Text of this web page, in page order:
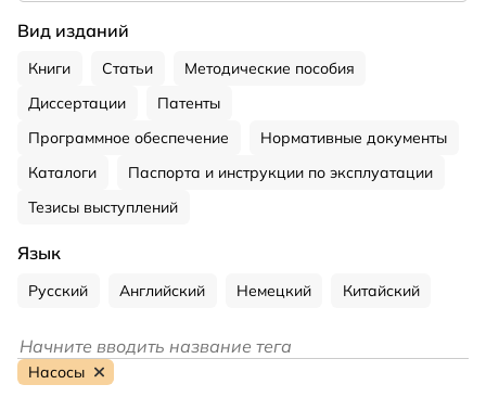
Вид изданий
Книги Статьи
Методические пособия
Диссертации
Патенты
Программное обеспечение
Нормативные документы
Каталоги
Паспорта и инструкции по эксплуатации
Тезисы выступлений
Язык
Русский Английский Немецкий Китайский
Насосы